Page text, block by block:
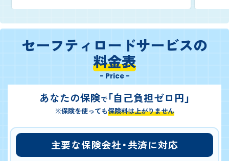
セーフティロードサービスの
料金表
- Price -
あなたの保険で「自己負担ゼロ円」
※保険を使っても保険料は上がりません
主要な保険会社・共済に対応